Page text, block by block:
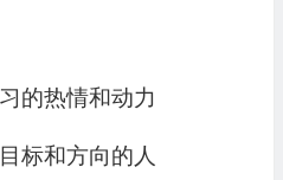
的热情和动力
标和方向的人